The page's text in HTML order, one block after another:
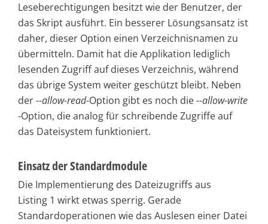
Leseberechtigungen besitzt wie der Benutzer, der
das Skript ausführt. Ein besserer Lösungsansatz ist
daher, dieser Option einen Verzeichnisnamen zu
übermitteln. Damit hat die Applikation lediglich
lesenden Zugriff auf dieses Verzeichnis, während
das übrige System weiter geschützt bleibt. Neben
der--allow-read-Option gibt es noch die--allow-write
-Option, die analog für schreibende Zugriffe auf
das Dateisystem funktioniert.
Einsatz der Standardmodule
Die Implementierung des Dateizugriffs aus
Listing 1 wirkt etwas sperrig. Gerade
Standardoperationen wie das Auslesen einer Datei